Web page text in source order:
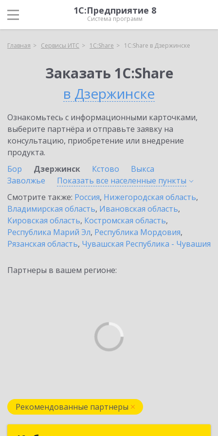
1С:Предприятие 8
Система программ
Главная Сервисы ИТС 1С:Share 1С:Share в Дзержинске
Заказать 1С:Share
в Дзержинске
Ознакомьтесь с информационными карточками,
выберите партнёра и отправьте заявку на
консультацию, приобретение или внедрение
продукта.
Бор
Дзержинск Кстово
Выкса
Заволжье
Показать все населенные пункты
Смотрите также: Россия, Нижегородская область,
Владимирская область, Ивановская область,
Кировская область, Костромская область,
Республика Марий Эл, Республика Мордовия,
Рязанская область, Чувашская Республика - Чувашия
Партнеры в вашем регионе:
Рекомендованные партнеры